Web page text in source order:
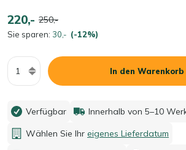
220,- 250,-
Sie sparen: 30,- (-12%)
Menge
In den Warenkorb
Verfügbar Innerhalb von 5–10
Wählen Sie Ihr eigenes Lieferdatum